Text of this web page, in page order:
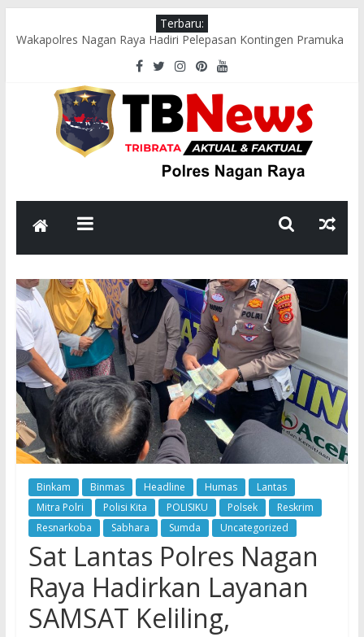
Terbaru:
Wakapolres Nagan Raya Hadiri Pelepasan Kontingen Pramuka
Menuju Cibubur di Pendopo Bupati
Polsek Seunagan Timur Gelar Pengaturan Lalu Lintas Pagi di
Lokasi Rawan Kecelakaan dan Kemacetan
Polsek Tadu Raya Sambangi Dapur MBG, Pastikan Kebersihan
dan Kelayakan Pengolahan Makanan
sambut HUT ke-81 RI, Bhabinkamtibmas Polsek Seunagan
Ajak Warga Kibarkan Bendera Merah Putih
Polsek Kuala Polres Nagan Raya Gelar Patroli dan Sosialisasi
Pencegahan Karhutla
Binkam Binmas Headline Humas
Lantas
Mitra Polri
Polisi Kita POLISIKU Polsek
Reskrim
Resnarkoba
Sabhara Sumda Uncategorized
Sat Lantas Polres Nagan
Raya Hadirkan Layanan
SAMSAT Keliling,